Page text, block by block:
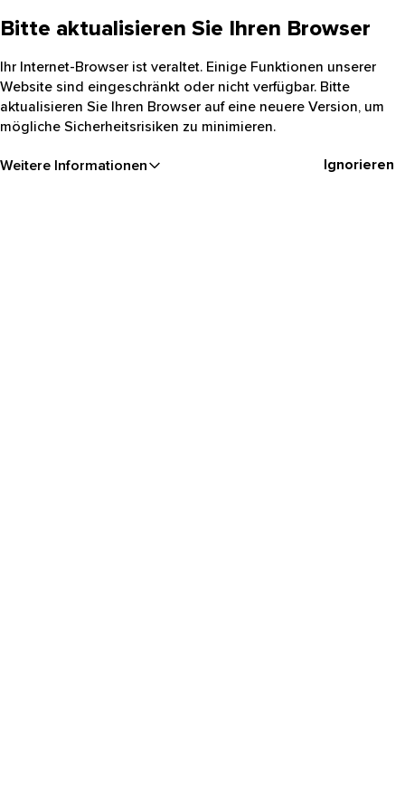
Bitte aktualisieren Sie Ihren Browser
Ihr Internet-Browser ist veraltet. Einige Funktionen unserer
Website sind eingeschränkt oder nicht verfügbar. Bitte
aktualisieren Sie Ihren Browser auf eine neuere Version, um
mögliche Sicherheitsrisiken zu minimieren.
Weitere Informationen Ignorieren